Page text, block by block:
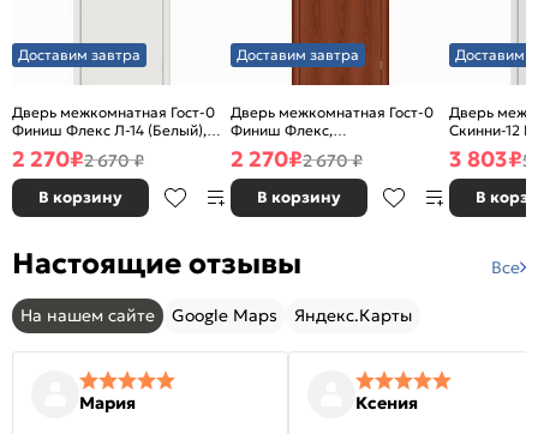
Доставим завтра
Дверь межкомнатная Гост-0
Финиш Флекс Л-14 (Белый),
глухая, каркасно-щитовая
2 270₽2 670 ₽
В корзину
Доставим завтра
Дверь межкомнатная Гост-0
Финиш Флекс,
Ламинированные Л-11
(ИталОрех), глухая, каркасно-
щитовая
2 270₽2 670 ₽
В корзину
Доставим
Дверь
Скинни-12
глухая,
3 803₽5
В
Настоящие отзывы Все
На нашем сайте Google Maps Яндекс.Карты
Мария Ксения